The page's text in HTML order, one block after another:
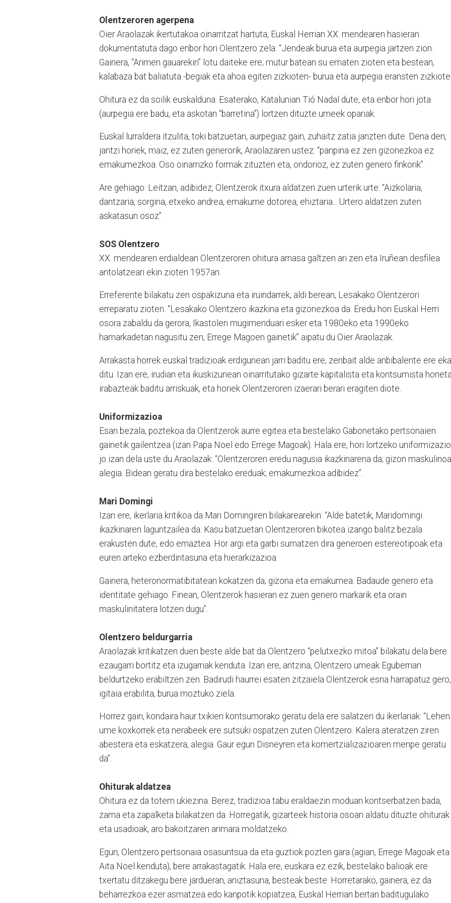
Olentzeroren agerpena
Oier Araolazak ikertutakoa oinarritzat hartuta, Euskal Herrian XX. mendearen hasieran
dokumentatuta dago enbor hori Olentzero zela: “Jendeak burua eta aurpegia jartzen zion.
Gainera, “Arimen gauarekin” lotu daiteke ere; mutur batean su ematen zioten eta bestean,
kalabaza bat baliatuta -begiak eta ahoa egiten zizkioten- burua eta aurpegia eransten
Ohitura ez da soilik euskalduna. Esaterako, Katalunian Tió Nadal dute, eta enbor hori jota
(aurpegia ere badu, eta askotan “barretina”) lortzen dituzte umeek opariak.
Euskal lurraldera itzulita, toki batzuetan, aurpegiaz gain, zuhaitz zatia janzten dute. Dena den,
jantzi horiek, maiz, ez zuten generorik, Araolazaren ustez: “panpina ez zen gizonezkoa ez
emakumezkoa. Oso oinarrizko formak zituzten eta, ondorioz, ez zuten genero finkorik”.
Are gehiago: Leitzan, adibidez, Olentzerok itxura aldatzen zuen urterik urte: “Aizkolaria,
dantzaria, sorgina, etxeko andrea, emakume dotorea, ehiztaria... Urtero aldatzen zuten
askatasun osoz”.
SOS Olentzero
XX. mendearen erdialdean Olentzeroren ohitura arnasa galtzen ari zen eta Iruñean desfilea
antolatzeari ekin zioten 1957an.
Erreferente bilakatu zen ospakizuna eta iruindarrek, aldi berean, Lesakako Olentzerori
erreparatu zioten. “Lesakako Olentzero ikazkina eta gizonezkoa da. Eredu hori Euskal Herri
osora zabaldu da gerora, Ikastolen mugimenduari esker eta 1980eko eta 1990eko
hamarkadetan nagusitu zen, Errege Magoen gainetik” aipatu du Oier Araolazak.
Arrakasta horrek euskal tradizioak erdigunean jarri baditu ere, zenbait alde anbibalente ere
ditu. Izan ere, irudian eta ikuskizunean oinarritutako gizarte kapitalista eta kontsumista
irabazteak baditu arriskuak, eta horiek Olentzeroren izaerari berari eragiten diote.
Uniformizazioa
Esan bezala, poztekoa da Olentzerok aurre egitea eta bestelako Gabonetako pertsonaien
gainetik gailentzea (izan Papa Noel edo Errege Magoak). Hala ere, hori lortzeko
jo izan dela uste du Araolazak: “Olentzeroren eredu nagusia ikazkinarena da; gizon
alegia. Bidean geratu dira bestelako ereduak; emakumezkoa adibidez”.
Mari Domingi
Izan ere, ikerlaria kritikoa da Mari Domingiren bilakarearekin: “Alde batetik, Maridomingi
ikazkinaren laguntzailea da. Kasu batzuetan Olentzeroren bikotea izango balitz bezala
erakusten dute, edo emaztea. Hor argi eta garbi sumatzen dira generoen estereotipoak eta
euren arteko ezberdintasuna eta hierarkizazioa.
Gainera, heteronormatibitatean kokatzen da; gizona eta emakumea. Badaude genero eta
identitate gehiago. Finean, Olentzerok hasieran ez zuen genero markarik eta orain
maskulinitatera lotzen dugu”.
Olentzero beldurgarria
Araolazak kritikatzen duen beste alde bat da Olentzero “pelutxezko mitoa” bilakatu dela bere
ezaugarri bortitz eta izugarriak kenduta. Izan ere, antzina, Olentzero umeak Eguberrian
beldurtzeko erabiltzen zen. Badirudi haurrei esaten zitzaiela Olentzerok esna harrapatuz gero,
igitaia erabilita, burua moztuko ziela.
Horrez gain, kondaira haur txikien kontsumorako geratu dela ere salatzen du ikerlariak: “Lehen
ume koxkorrek eta nerabeek ere sutsuki ospatzen zuten Olentzero. Kalera ateratzen ziren
abestera eta eskatzera, alegia. Gaur egun Disneyren eta komertzializazioaren menpe geratu
da”.
Ohiturak aldatzea
Ohitura ez da totem ukiezina. Berez, tradizioa tabu eraldaezin moduan kontserbatzen bada,
zama eta zapalketa bilakatzen da. Horregatik, gizarteek historia osoan aldatu dituzte ohiturak
eta usadioak, aro bakoitzaren arimara moldatzeko.
Egun, Olentzero pertsonaia osasuntsua da eta guztiok pozten gara (agian, Errege Magoak eta
Aita Noel kenduta), bere arrakastagatik. Hala ere, euskara ez ezik, bestelako balioak ere
txertatu ditzakegu bere jardueran, aniztasuna, besteak beste. Horretarako, gainera, ez da
beharrezkoa ezer asmatzea edo kanpotik kopiatzea, Euskal Herrian bertan baditugulako